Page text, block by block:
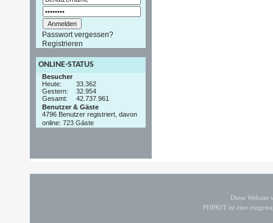
Passwort vergessen?
Registrieren
ONLINE-STATUS
Besucher
Heute:
33.362
Gestern:
32.954
Gesamt:
42.737.961
Benutzer & Gäste
4796 Benutzer registriert, davon
online: 723 Gäste
Diese
PHPKIT ist eine